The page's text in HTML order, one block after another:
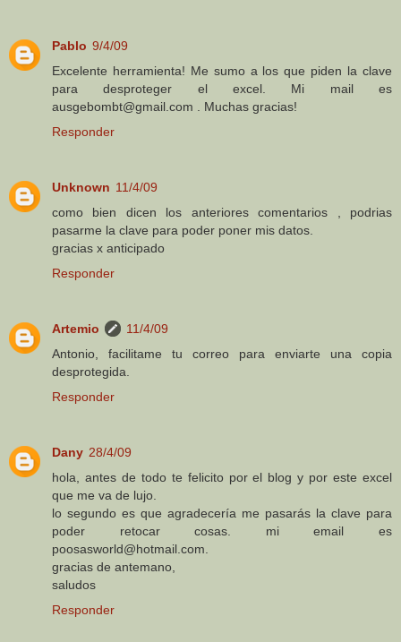
Pablo 9/4/09
Excelente herramienta! Me sumo a los que piden la clave
para desproteger el excel. Mi mail es
ausgebombt@gmail.com . Muchas gracias!
Responder
Unknown 11/4/09
como bien dicen los anteriores comentarios , podrias
pasarme la clave para poder poner mis datos.
gracias x anticipado
Responder
Artemio
11/4/09
Antonio, facilitame tu correo para enviarte una copia
desprotegida.
Responder
Dany 28/4/09
hola, antes de todo te felicito por el blog y por este excel
que me va de lujo.
lo segundo es que agradecería me pasarás la clave para
poder retocar cosas. mi email es
poosasworld@hotmail.com.
gracias de antemano,
saludos
Responder